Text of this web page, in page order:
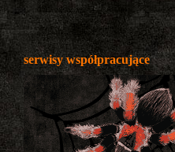
serwisy współpracujące